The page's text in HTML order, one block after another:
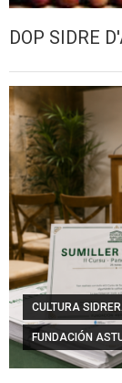
DOP SIDRE
CULTURA
FUNDACIÓN